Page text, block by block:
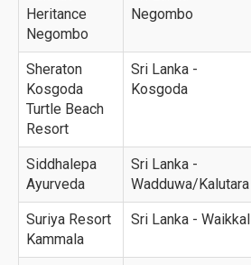
Heritance
Negombo
Negombo
Sheraton
Kosgoda
Turtle Beach
Resort
Sri Lanka -
Kosgoda
Siddhalepa
Ayurveda
Sri Lanka -
Wadduwa/Kalutara
Suriya Resort
Kammala
Sri Lanka - Waikkal